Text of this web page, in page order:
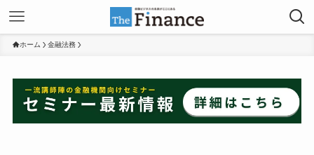
ホーム 金融法務